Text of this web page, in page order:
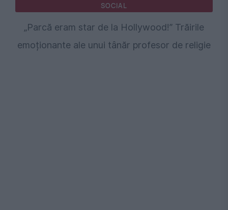
SOCIAL
„Parcă eram star de la Hollywood!” Trăirile
emoționante ale unui tânăr profesor de religie